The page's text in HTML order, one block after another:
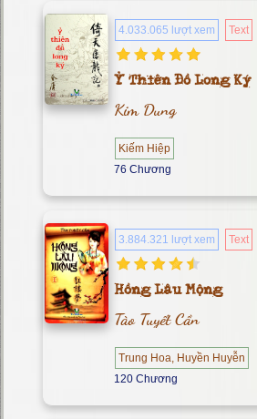
4.033.065 lượt xem Text
Ỷ Thiên Đồ Long Ký
Kim Dung
Kiếm Hiệp
76 Chương
3.884.321 lượt xem Text
Hồng Lâu Mộng
Tào Tuyết Cần
Trung Hoa, Huyền Huyễn
120 Chương